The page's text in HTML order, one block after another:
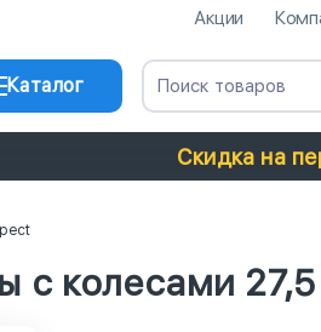
Акции
Каталог
Скидка на
с колесами